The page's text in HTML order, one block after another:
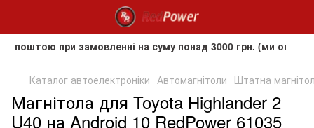
замовленні на суму понад 3000 грн. (ми оплачуємо
Каталог автоелектроніки Автомагнітоли Штатна
Магнітола для Toyota Highlander 2
U40 на Android 10 RedPower 61035